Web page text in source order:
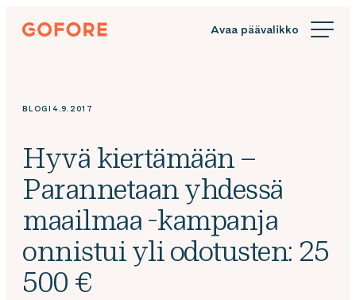
Siirry
suoraan
Gofore
knowledge
BLOGI 4.9.2017
Hyvä kiertämään –
Parannetaan yhdessä
maailmaa -kampanja
onnistui yli odotusten: 25
500 €